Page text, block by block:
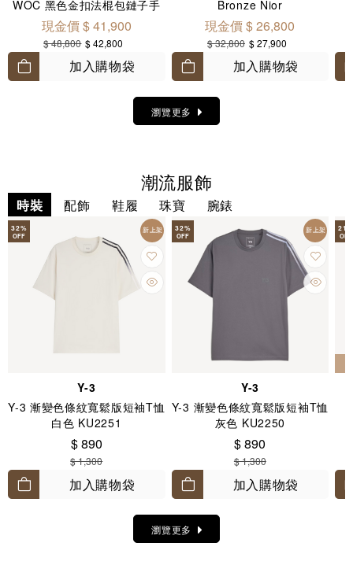
WOC 黑色金扣法棍包鏈子手
拿包 AP5280
現金價 $ 41,900
$ 48,800 $ 42,800
加入購物袋
Bronze Nior
現金價 $ 26,800
$ 32,800 $ 27,900
加入購物袋
瀏覽更多
潮流服飾
時裝 配飾 鞋履 珠寶 腕錶
32%
OFF
新上架
Y-3
Y-3 漸變色條紋寬鬆版短袖T恤
白色 KU2251
$ 890
$ 1,300
加入購物袋
32%
OFF
新上架
Y-3
Y-3 漸變色條紋寬鬆版短袖T恤
灰色 KU2250
$ 890
$ 1,300
加入購物袋
21
OFF
瀏覽更多